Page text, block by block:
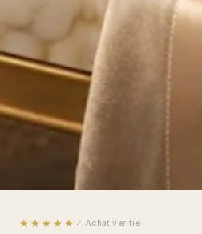
★★★★★ ✓ Achat vérifié